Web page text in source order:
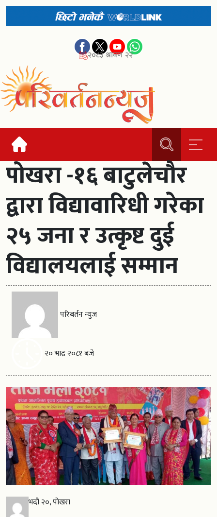
२०८३ श्रावण २२
पोखरा -१६ बाटुलेचौर
द्वारा विद्यावारिधी गरेका
२५ जना र उत्कृष्ट दुई
विद्यालयलाई सम्मान
परिबर्तन न्युज
२० भाद्र २०८१ बजे
भदौ २०, पोखरा